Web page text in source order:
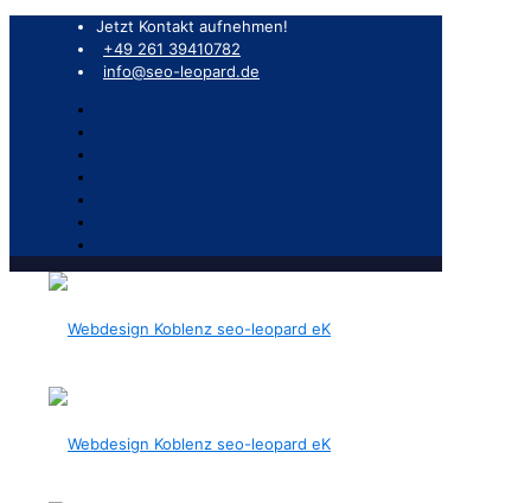
Jetzt Kontakt aufnehmen!
+49 261 39410782
info@seo-leopard.de